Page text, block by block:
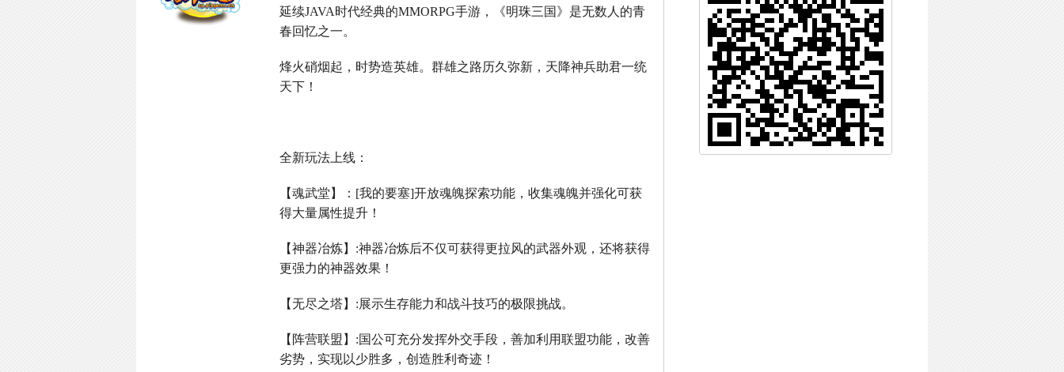
延续JAVA时代经典的MMORPG手游，《明珠三国》是无数人的青
春回忆之一。
烽火硝烟起，时势造英雄。群雄之路历久弥新，天降神兵助君一统
天下！
全新玩法上线：
【魂武堂】： [我的要塞]开放魂魄探索功能，收集魂魄并强化可获
得大量属性提升！
【神器冶炼】 :神器冶炼后不仅可获得更拉风的武器外观，还将获得
更强力的神器效果！
【无尽之塔】 :展示生存能力和战斗技巧的极限挑战。
【阵营联盟】 :国公可充分发挥外交手段，善加利用联盟功能，改善
劣势，实现以少胜多，创造胜利奇迹！